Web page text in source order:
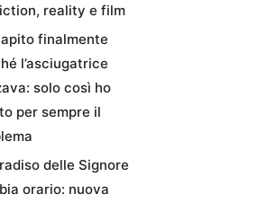
reality e film
finalmente
l’asciugatrice
solo così ho
per sempre il
delle Signore
orario: nuova